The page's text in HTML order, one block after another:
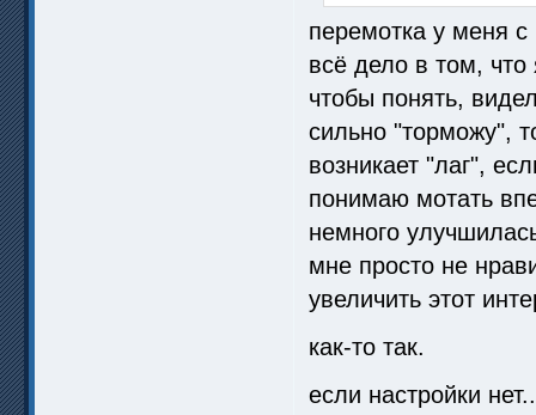
перемотка у меня
всё дело в том, что
чтобы понять,
сильно "торможу",
возникает "лаг",
понимаю мотать
немного
мне просто не
увеличить этот
как-то так.
если настройки